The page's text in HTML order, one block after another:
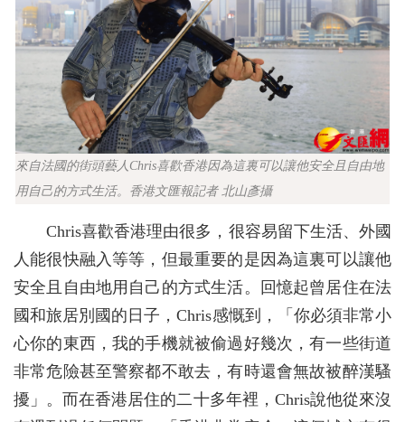
來自法國的街頭藝人Chris喜歡香港因為這裏可以讓他安全且自由地
用自己的方式生活。香港文匯報記者 北山彥攝
Chris喜歡香港理由很多，很容易留下生活、外國
人能很快融入等等，但最重要的是因為這裏可以讓他
安全且自由地用自己的方式生活。回憶起曾居住在法
國和旅居別國的日子，Chris感慨到，「你必須非常小
心你的東西，我的手機就被偷過好幾次，有一些街道
非常危險甚至警察都不敢去，有時還會無故被醉漢騷
擾」。而在香港居住的二十多年裡，Chris說他從來沒